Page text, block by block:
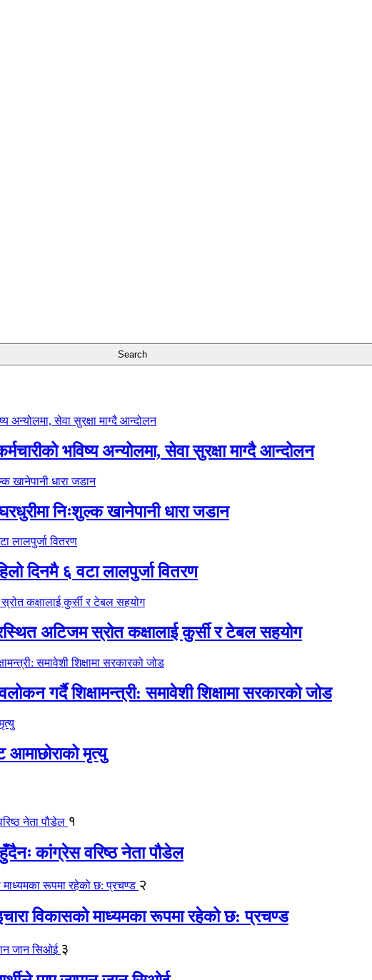
भविष्य अन्योलमा, सेवा सुरक्षा माग्दै आन्दोलन
निःशुल्क खानेपानी धारा जडान
दिनमै ६ वटा लालपुर्जा वितरण
अटिजम स्रोत कक्षालाई कुर्सी र टेबल सहयोग
गर्दै शिक्षामन्त्री: समावेशी शिक्षामा सरकारको जोड
आमाछोराको मृत्यु
१
कांग्रेस वरिष्ठ नेता पौडेल
२
विकासको माध्यमका रूपमा रहेको छ: प्रचण्ड
३